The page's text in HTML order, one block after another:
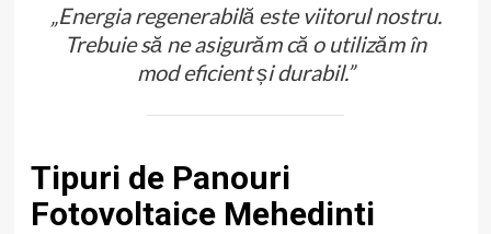
„Energia regenerabilă este viitorul nostru.
Trebuie să ne asigurăm că o utilizăm în
mod eficient și durabil.”
Tipuri de Panouri
Fotovoltaice Mehedinti